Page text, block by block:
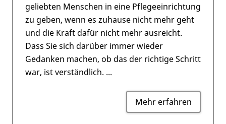
geliebten Menschen in eine Pflegeeinrichtung
zu geben, wenn es zuhause nicht mehr geht
und die Kraft dafür nicht mehr ausreicht.
Dass Sie sich darüber immer wieder
Gedanken machen, ob das der richtige Schritt
war, ist verständlich. ...
Mehr erfahren